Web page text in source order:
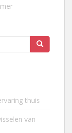
thuis
van